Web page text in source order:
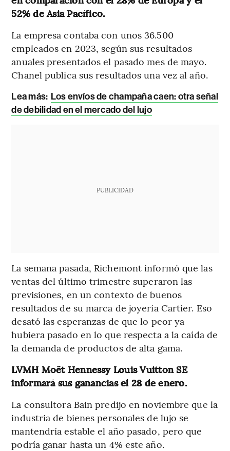
52% de Asia Pacífico.
La empresa contaba con unos 36.500
empleados en 2023, según sus resultados
anuales presentados el pasado mes de mayo.
Chanel publica sus resultados una vez al año.
Lea más: Los envíos de champaña caen: otra señal
de debilidad en el mercado del lujo
PUBLICIDAD
La semana pasada, Richemont informó que las
ventas del último trimestre superaron las
previsiones, en un contexto de buenos
resultados de su marca de joyería Cartier. Eso
desató las esperanzas de que lo peor ya
hubiera pasado en lo que respecta a la caída de
la demanda de productos de alta gama.
LVMH Moët Hennessy Louis Vuitton SE
informará sus ganancias el 28 de enero.
La consultora Bain predijo en noviembre que la
industria de bienes personales de lujo se
mantendría estable el año pasado, pero que
podría ganar hasta un 4% este año.